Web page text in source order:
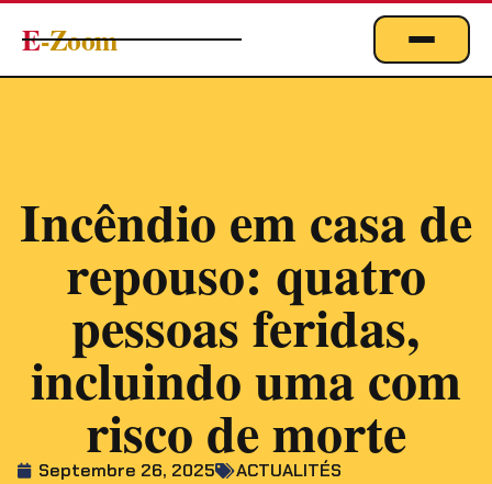
E-Zoom
IMMOBILIER
EMPLOI
MARKETING & DIGITAL
TECHNOLOGIE
À PROPOS
Incêndio em casa de
repouso: quatro
pessoas feridas,
incluindo uma com
risco de morte
Septembre 26, 2025 ACTUALITÉS